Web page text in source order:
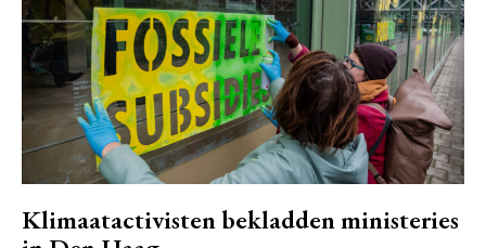
Klimaatactivisten bekladden ministeries